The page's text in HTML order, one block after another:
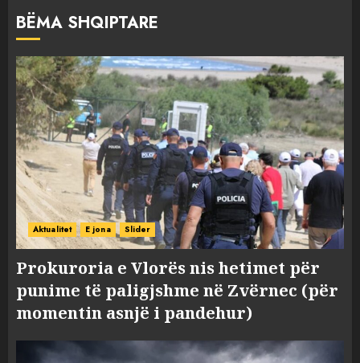
BËMA SHQIPTARE
Aktualitet E jona Slider
Prokuroria e Vlorës nis hetimet për
punime të paligjshme në Zvërnec (për
momentin asnjë i pandehur)